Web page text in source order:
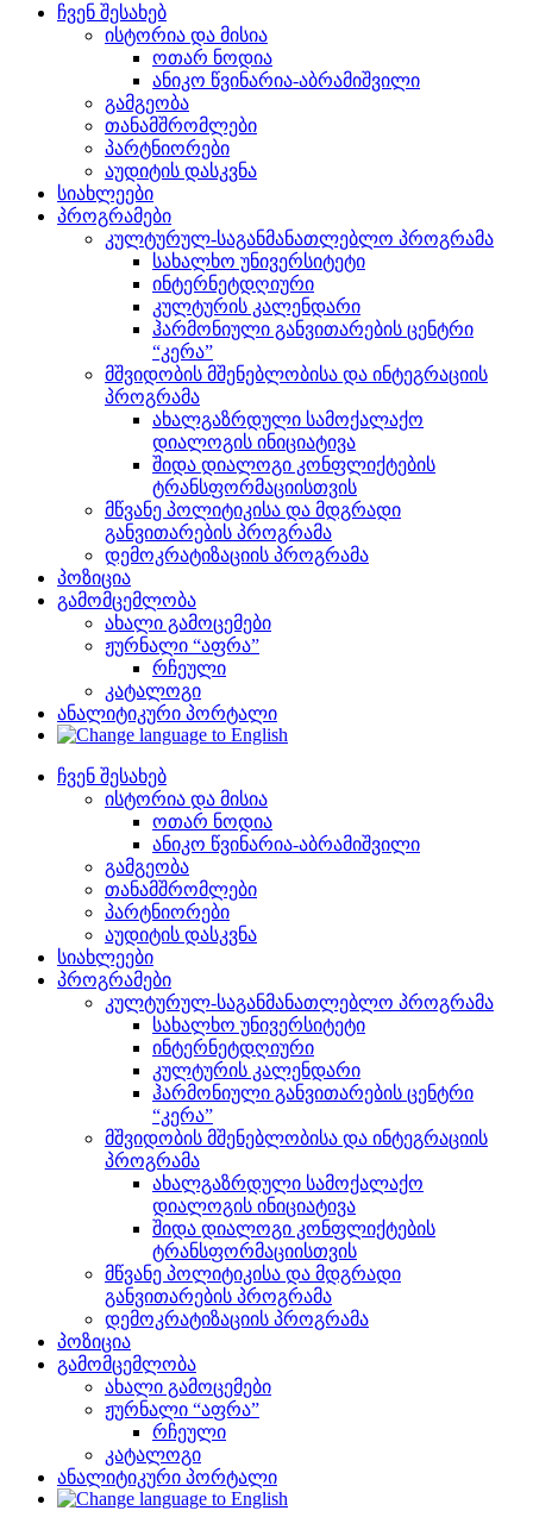
ჩვენ შესახებ
ისტორია და მისია
ოთარ ნოდია
ანიკო წვინარია-აბრამიშვილი
გამგეობა
თანამშრომლები
პარტნიორები
აუდიტის დასკვნა
სიახლეები
პროგრამები
კულტურულ-საგანმანათლებლო პროგრამა
სახალხო უნივერსიტეტი
ინტერნეტდღიური
კულტურის კალენდარი
ჰარმონიული განვითარების ცენტრი
“კერა”
მშვიდობის მშენებლობისა და ინტეგრაციის
პროგრამა
ახალგაზრდული სამოქალაქო
დიალოგის ინიციატივა
შიდა დიალოგი კონფლიქტების
ტრანსფორმაციისთვის
მწვანე პოლიტიკისა და მდგრადი
განვითარების პროგრამა
დემოკრატიზაციის პროგრამა
პოზიცია
გამომცემლობა
ახალი გამოცემები
ჟურნალი “აფრა”
რჩეული
კატალოგი
ანალიტიკური პორტალი
ჩვენ შესახებ
ისტორია და მისია
ოთარ ნოდია
ანიკო წვინარია-აბრამიშვილი
გამგეობა
თანამშრომლები
პარტნიორები
აუდიტის დასკვნა
სიახლეები
პროგრამები
კულტურულ-საგანმანათლებლო პროგრამა
სახალხო უნივერსიტეტი
ინტერნეტდღიური
კულტურის კალენდარი
ჰარმონიული განვითარების ცენტრი
“კერა”
მშვიდობის მშენებლობისა და ინტეგრაციის
პროგრამა
ახალგაზრდული სამოქალაქო
დიალოგის ინიციატივა
შიდა დიალოგი კონფლიქტების
ტრანსფორმაციისთვის
მწვანე პოლიტიკისა და მდგრადი
განვითარების პროგრამა
დემოკრატიზაციის პროგრამა
პოზიცია
გამომცემლობა
ახალი გამოცემები
ჟურნალი “აფრა”
რჩეული
კატალოგი
ანალიტიკური პორტალი